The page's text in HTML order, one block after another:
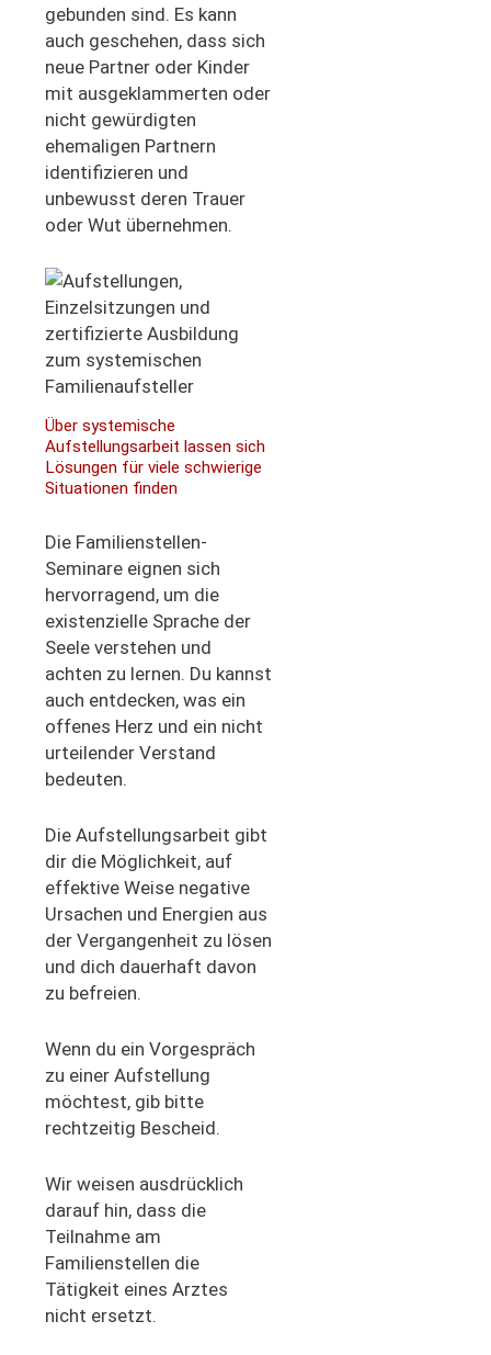
gebunden sind. Es kann
auch geschehen, dass sich
neue Partner oder Kinder
mit ausgeklammerten oder
nicht gewürdigten
ehemaligen Partnern
identifizieren und
unbewusst deren Trauer
oder Wut übernehmen.
Über systemische
Aufstellungsarbeit lassen sich
Lösungen für viele schwierige
Situationen finden
Die Familienstellen-
Seminare eignen sich
hervorragend, um die
existenzielle Sprache der
Seele verstehen und
achten zu lernen. Du kannst
auch entdecken, was ein
offenes Herz und ein nicht
urteilender Verstand
bedeuten.
Die Aufstellungsarbeit gibt
dir die Möglichkeit, auf
effektive Weise negative
Ursachen und Energien aus
der Vergangenheit zu lösen
und dich dauerhaft davon
zu befreien.
Wenn du ein Vorgespräch
zu einer Aufstellung
möchtest, gib bitte
rechtzeitig Bescheid.
Wir weisen ausdrücklich
darauf hin, dass die
Teilnahme am
Familienstellen die
Tätigkeit eines Arztes
nicht ersetzt.